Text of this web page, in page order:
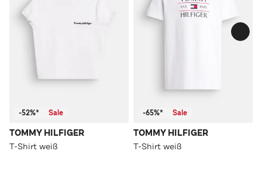
-52%* Sale
TOMMY HILFIGER
T-Shirt weiß
-65%* Sale
TOMMY HILFIGER
T-Shirt weiß